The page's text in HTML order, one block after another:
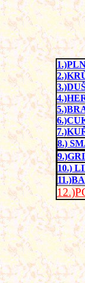
1.)
3.)
4.)
5.)
7.)
8.)
10.)